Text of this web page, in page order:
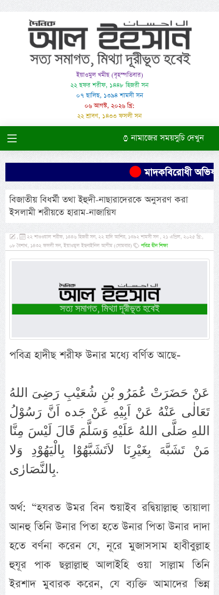
ইয়াওমুল খমীছ (বৃহস্পতিবার)
২২ ছফর শরীফ, ১৪৪৮ হিজরী সন
০৭ ছালিছ, ১৩৯৪ শামসী সন
০৬ আগস্ট, ২০২৬ খ্রি:
২২ শ্রাবণ, ১৪৩৩ ফসলী সন
নামাজের সময়সুচি দেখুন
মাদকবিরোধী
বিজাতীয় বিধর্মী তথা ইহুদী-নাছারাদেরকে অনুসরণ করা
ইসলামী শরীয়তে হারাম-নাজায়িয
,
২২ শাওওয়াল শরীফ, ১৪৪৬ হিজরী সন, ২২ হাদি আশির, ১৩৯২ শামসী সন , ২১ এপ্রিল, ২০২৫ খ্রি:,
০৮ বৈশাখ, ১৪৩২ ফসলী সন, ইয়াওমুল ইছনাইনিল আযীম (সোমবার)
পবিত্র দ্বীন শিক্ষা
পবিত্র হাদীছ শরীফ উনার মধ্যে বর্ণিত আছে-
عَنْ حَضَرَتْ عُمَرُو بْنِ شُعَيْبِ رَضِىَ اللهُ
تَعَالٰى عَنْهُ عَنْ اَبِيْهِ عَنْ جَده اَنَّ رَسُوْلُ
اللهِ صَلَّى اللهُ عَلَيْهِ وَسَلَّمَ قَالَ لَيْسَ مِنَّا
مَنْ تَشَبَّهَ بِغَيْرِنَا لاَتَشَبَّهُوْا بِالْيَهُوْدِ وَلا
بِالنَّصَارٰى.
অর্থ: “হযরত উমর বিন শুয়াইব রদ্বিয়াল্লাহু তায়ালা
আনহু তিনি উনার পিতা হতে উনার পিতা উনার দাদা
হতে বর্ণনা করেন যে, নূরে মুজাসসাম হাবীবুল্লাহ
হুযূর পাক ছল্লাল্লাহু আলাইহি ওয়া সাল্লাম তিনি
ইরশাদ মুবারক করেন, যে ব্যক্তি আমাদের ভিন্ন